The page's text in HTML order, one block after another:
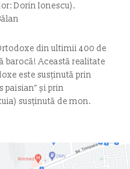
Dorin Ionescu).
din ultimii 400 de
barocă! Această realitate
este susținută prin
paisian” și prin
susținută de mon.